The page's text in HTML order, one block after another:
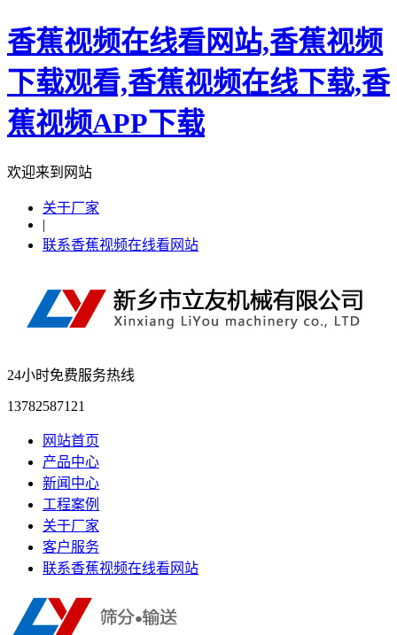
香蕉视频在线看网站,香蕉视频
下载观看,香蕉视频在线下载,香
蕉视频APP下载
欢迎来到网站
关于厂家
|
联系香蕉视频在线看网站
24小时免费服务热线
13782587121
网站首页
产品中心
新闻中心
工程案例
关于厂家
客户服务
联系香蕉视频在线看网站